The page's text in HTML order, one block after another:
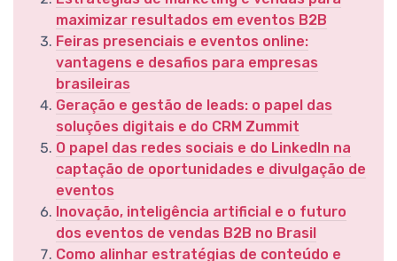
maximizar resultados em eventos B2B
Feiras presenciais e eventos online:
vantagens e desafios para empresas
brasileiras
Geração e gestão de leads: o papel das
soluções digitais e do CRM Zummit
O papel das redes sociais e do LinkedIn na
captação de oportunidades e divulgação de
eventos
Inovação, inteligência artificial e o futuro
dos eventos de vendas B2B no Brasil
Como alinhar estratégias de conteúdo e